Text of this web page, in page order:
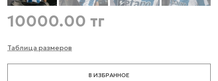
Таблица размеров
10000.00 тг
В ИЗБРАННОЕ